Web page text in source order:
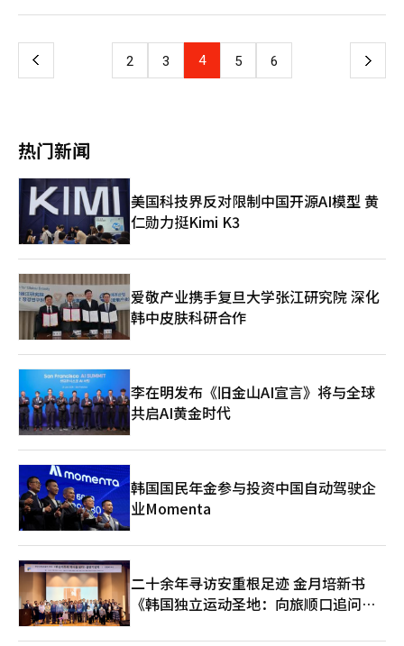
因宣布紧急戒严这一政治豪赌失利，导致自身政治生涯提前终结。
化”为核心，第一项重大举措便是将总统办公地点从青瓦台迁至首
尔龙山。经济政策方面，他强调自由市场经济，推行财政紧缩政
2025学年度医学院招生名额增加2000人，以缓解医疗资源短缺，
但这一决定遭到医生群体强烈反对，导致大批医生辞职，严重影响
公共医疗体系。尽管医学院学生在3月底陆续复课，但医改风波仍
未平息。 国民年金改革方面，政府于2024年9月发布国民年金改革
方案，提出未来国民年金缴费标准应根据基金收支状况进行自动调
整。尽管朝野在改革方案上存有分歧，但在尹锡悦遭弹劾期间，执
政党与在野党达成妥协，通过了将保险费率由9%提高至13%、收
入替代率由41.5%上调至43%的修订方案。 教育领域，政府推
出“延长课后托管计划”，以缓解双职工家庭子女的教育问题。劳
动改革方面，政府实施措施减少劳动损失天数，试图改善劳动市场
环境。此外，去年韩国新生儿出生率出现九年来首次回升，被视为
尹锡悦政府在应对低生育率问题上的一项进展。 然而，尹锡悦遭
弹劾，使其主导的“4+1改革”进程面临不确定性。 ▲外交政策：
政府截然不同的路线，强调“战略明确性”，全面加强与美国、日
本的关系。他主张“基于民主价值观的外交”，积极推动韩美日合
作。 在尹锡悦主导下，韩美两国成立“核磋商小组”（NCG）以
应对朝鲜核威胁，韩日恢复“穿梭外交”，并在2023年8月举行
的“戴维营三国峰会”上达成安全合作协议。韩美日三国合作加强
的同时，韩国国内舆论一度将其形容为“准同盟关系”。 然而，
这一外交路线也引发连锁反应，使韩国与中国、俄罗斯的关系显著
恶化。尹锡悦在任内从未访问中国，双方高层互动有限；与此同
时，由于韩国加入针对俄罗斯的国际制裁，韩俄关系降至冰点。俄
乌冲突期间，朝鲜向俄罗斯提供军事支援，进一步促使朝俄关系迈
向准军事同盟。 此外，2024年美国总统选举中，特朗普再次当
选，给韩美关系增添不确定性。特朗普政府倾向于采取孤立主义政
策，动摇美欧关系，并可能在贸易问题上向各国施压。在全球主要
领导人纷纷与特朗普政府进行外交协调时，韩国因尹锡悦遭罢免而
缺席国际外交舞台，这被认为是韩国在全球事务中的一大损失。
▲未来展望：政局不稳 变数增加 随着尹锡悦被罢免，韩国国内政
上 2 3 4 5 6 下
热门新闻
美国科技界反对限制中国开源AI模型 黄
仁勋力挺Kimi K3
爱敬产业携手复旦大学张江研究院 深化
韩中皮肤科研合作
李在明发布《旧金山AI宣言》将与全球
共启AI黄金时代
韩国国民年金参与投资中国自动驾驶企
业Momenta
二十余年寻访安重根足迹 金月培新书
《韩国独立运动圣地：向旅顺口追问历